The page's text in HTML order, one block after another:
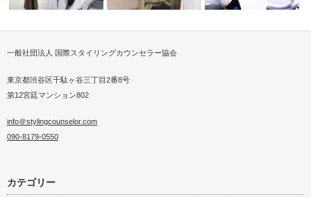
ン
スタイリ…
きました
一般社団法人 国際スタイリングカウンセラー協会
東京都渋谷区千駄ヶ谷三丁目2番8号
第12宮廷マンション802
info＠stylingcounselor.com
090-8179-0550
カテゴリー